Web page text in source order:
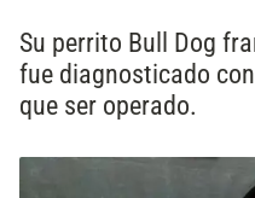
Su perrito Bull Dog
fue diagnosticado
que ser operado.